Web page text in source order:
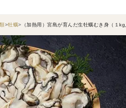
牡蠣 （加熱用）宮島が育んだ生牡蠣むき身（１